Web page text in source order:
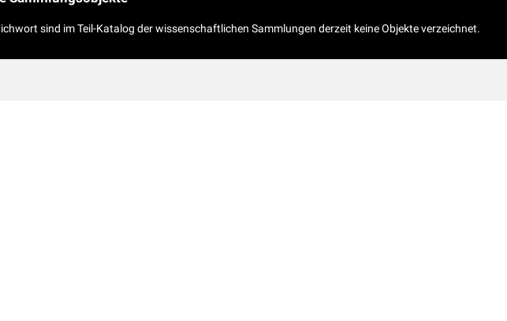
sind im Teil-Katalog der wissenschaftlichen Sammlungen derzeit keine Objekte verzeichnet.